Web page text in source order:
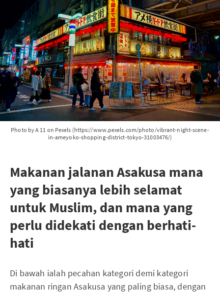
Photo by A 11 on Pexels (https://www.pexels.com/photo/vibrant-night-scene-
in-ameyoko-shopping-district-tokyo-31003476/)
Makanan jalanan Asakusa mana
yang biasanya lebih selamat
untuk Muslim, dan mana yang
perlu didekati dengan berhati-
hati
Di bawah ialah pecahan kategori demi kategori
makanan ringan Asakusa yang paling biasa, dengan